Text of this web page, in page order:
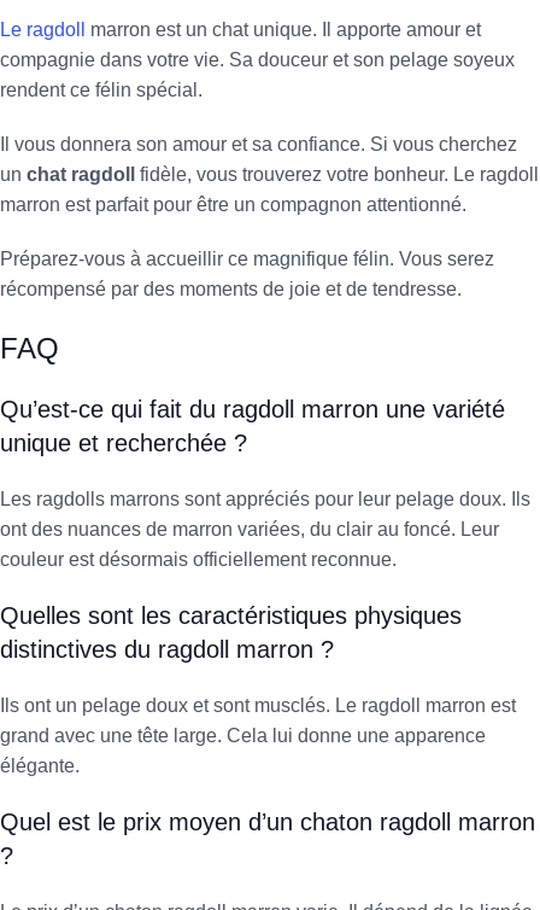
Le ragdoll
marron est un chat unique. Il apporte amour et
compagnie dans votre vie. Sa douceur et son pelage soyeux
rendent ce félin spécial.
Il vous donnera son amour et sa confiance. Si vous cherchez
un chat ragdoll
fidèle, vous trouverez votre bonheur. Le ragdoll
marron est parfait pour être un compagnon attentionné.
Préparez-vous à accueillir ce magnifique félin. Vous serez
récompensé par des moments de joie et de tendresse.
FAQ
Qu’est-ce qui fait du ragdoll marron une variété
unique et recherchée ?
Les ragdolls marrons sont appréciés pour leur pelage doux. Ils
ont des nuances de marron variées, du clair au foncé. Leur
couleur est désormais officiellement reconnue.
Quelles sont les caractéristiques physiques
distinctives du ragdoll marron ?
Ils ont un pelage doux et sont musclés. Le ragdoll marron est
grand avec une tête large. Cela lui donne une apparence
élégante.
Quel est le prix moyen d’un chaton ragdoll marron
?